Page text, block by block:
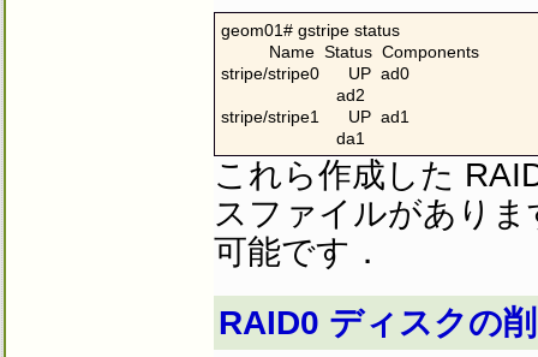
geom01# gstripe status
          Name  Status  Components
stripe/stripe0      UP  ad0
                        ad2
stripe/stripe1      UP  ad1
                        da1
これら作成した
スファイルがあり
可能です．
RAID0 ディスクの